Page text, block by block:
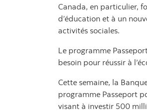
Canada, en particulier,
d’éducation et à un
activités sociales.
Le programme
besoin pour réussir à
Cette semaine, la
programme Passeport
visant à investir 500